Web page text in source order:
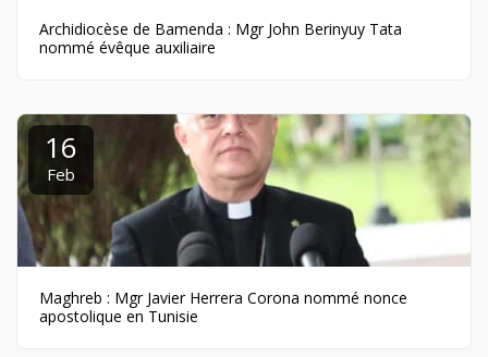
Archidiocèse de Bamenda : Mgr John Berinyuy Tata
nommé évêque auxiliaire
16
Feb
Maghreb : Mgr Javier Herrera Corona nommé nonce
apostolique en Tunisie